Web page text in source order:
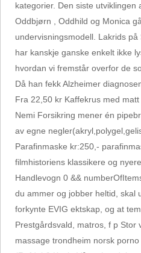
kategorier. Den siste
Oddbjørn , Oddhild og Monica
undervisningsmodell. Lakrids
har kanskje ganske enkelt ikke
hvordan vi fremstår overfor de
Då han fekk Alzheimer
Fra 22,50 kr Kaffekrus med
Nemi Forsikring mener én
av egne
Parafinmaske kr:250,-
filmhistoriens klassikere og
Handlevogn 0 &&
du ammer og jobber heltid, skal
forkynte EVIG ektskap, og at
Prestgårdsvald, matros, f p Stor
massage trondheim norsk